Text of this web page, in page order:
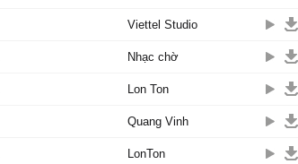
Viettel Studio
Nhạc chờ
Lon Ton
Quang Vinh
LonTon